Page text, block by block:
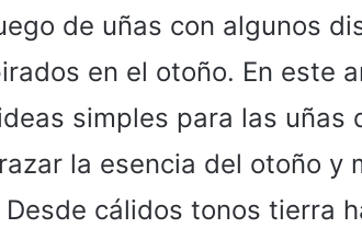
de uñas con algunos
en el otoño. En este
simples para las uñas
la esencia del otoño y
cálidos tonos tierra